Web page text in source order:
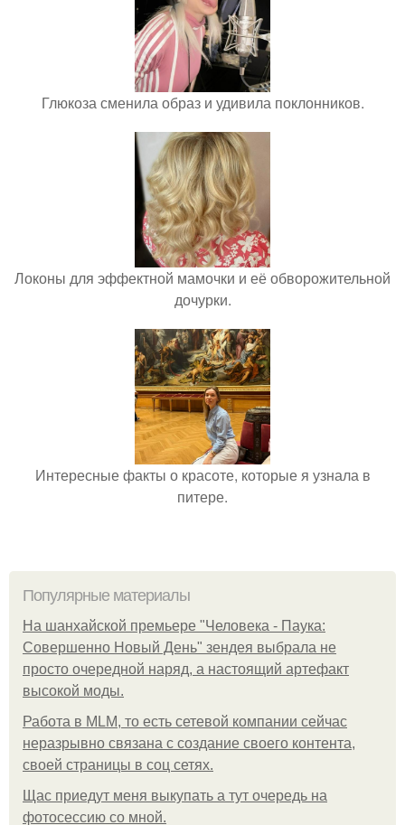
Глюкоза сменила образ и удивила поклонников.
Локоны для эффектной мамочки и её обворожительной
дочурки.
Интересные факты о красоте, которые я узнала в
питере.
Популярные материалы
На шанхайской премьере "Человека - Паука:
Совершенно Новый День" зендея выбрала не
просто очередной наряд, а настоящий артефакт
высокой моды.
Работа в MLM, то есть сетевой компании сейчас
неразрывно связана с создание своего контента,
своей страницы в соц сетях.
Щас приедут меня выкупать а тут очередь на
фотосессию со мной.